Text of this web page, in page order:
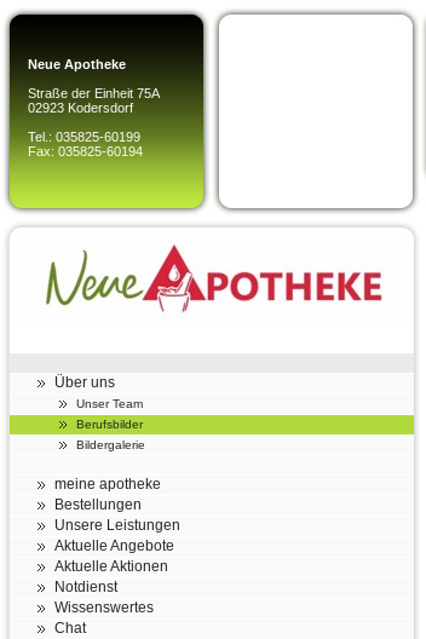
Neue Apotheke
Straße der Einheit 75A
02923 Kodersdorf
Tel.: 035825-60199
Fax: 035825-60194
Über uns
Unser Team
Berufsbilder
Bildergalerie
meine apotheke
Bestellungen
Unsere Leistungen
Aktuelle Angebote
Aktuelle Aktionen
Notdienst
Wissenswertes
Chat